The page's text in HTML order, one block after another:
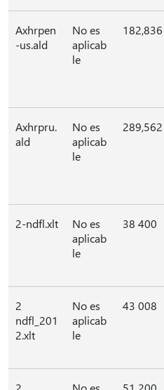
Axhrpen
-us.ald
No es
aplicab
le
182,836
Axhrpru.
ald
No es
aplicab
le
289,562
2-ndfl.xlt
No es
aplicab
le
38 400
2
ndfl_201
2.xlt
No es
aplicab
le
43 008